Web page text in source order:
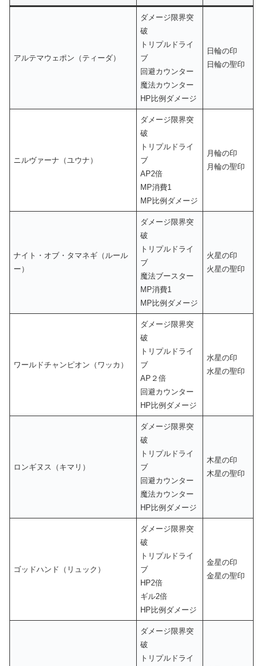
アルテマウェポン（ティーダ）
ダメージ限界突
破
トリプルドライ
ブ
回避カウンター
魔法カウンター
HP比例ダメージ
日輪の印
日輪の聖印
ニルヴァーナ（ユウナ）
ダメージ限界突
破
トリプルドライ
ブ
AP2倍
MP消費1
MP比例ダメージ
月輪の印
月輪の聖印
ナイト・オブ・タマネギ（ルール
ー）
ダメージ限界突
破
トリプルドライ
ブ
魔法ブースター
MP消費1
MP比例ダメージ
火星の印
火星の聖印
ワールドチャンピオン（ワッカ）
ダメージ限界突
破
トリプルドライ
ブ
AP２倍
回避カウンター
HP比例ダメージ
水星の印
水星の聖印
ロンギヌス（キマリ）
ダメージ限界突
破
トリプルドライ
ブ
回避カウンター
魔法カウンター
HP比例ダメージ
木星の印
木星の聖印
ゴッドハンド（リュック）
ダメージ限界突
破
トリプルドライ
ブ
HP2倍
ギル2倍
HP比例ダメージ
金星の印
金星の聖印
ダメージ限界突
破
トリプルドライ